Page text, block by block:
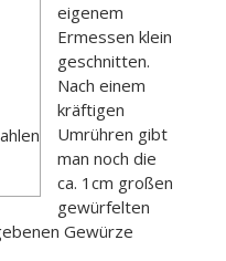
eigenem
Ermessen klein
geschnitten.
Nach einem
kräftigen
Umrühren gibt
man noch die
ca. 1cm großen
gewürfelten
Gewürze